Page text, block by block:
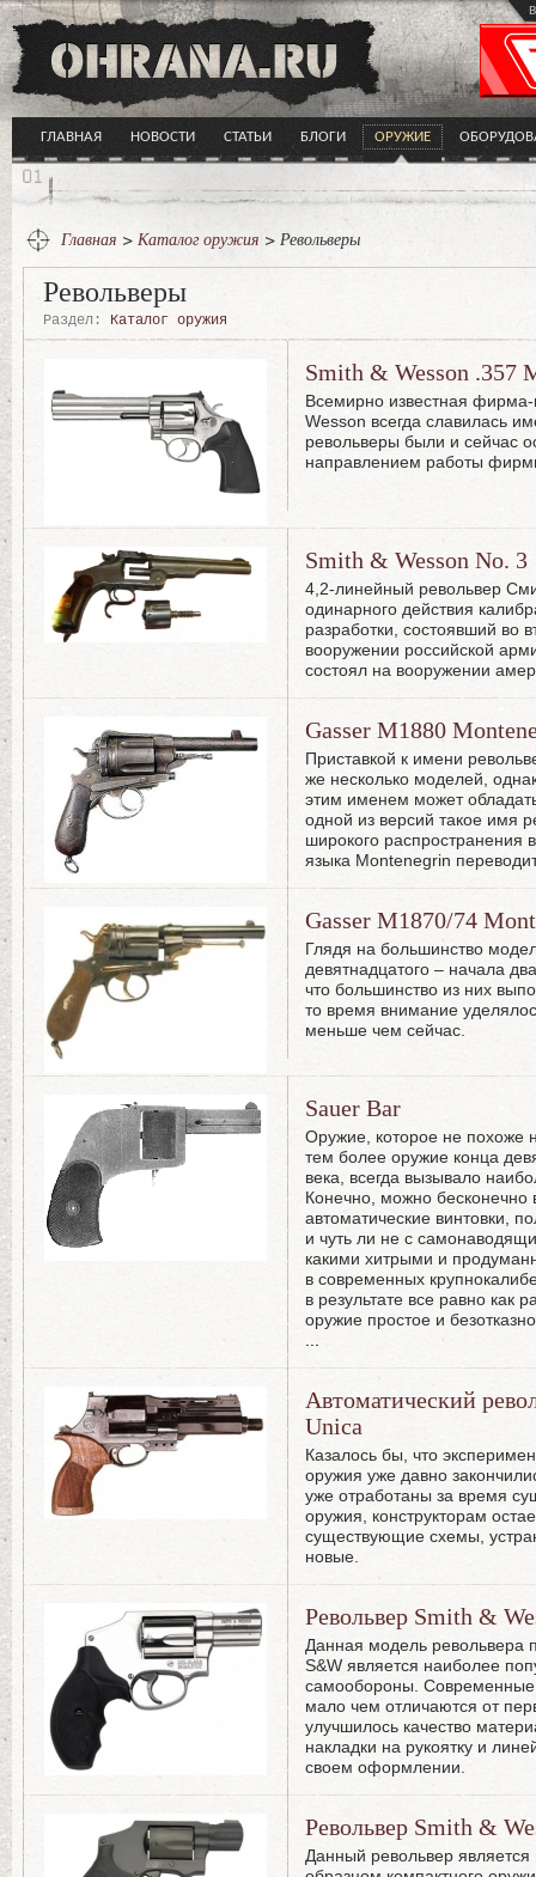
ГЛАВНАЯ НОВОСТИ СТАТЬИ БЛОГИ ОРУЖИЕ
Главная > Каталог оружия > Револьверы
Револьверы
Раздел: Каталог оружия
Smith & Wesson .357
Всемирно известная
Wesson всегда славилась
револьверы были и сейчас
направлением работы
Smith & Wesson No. 3
4,2-линейный револьвер
одинарного действия
разработки, состоявший во
вооружении российской
состоял на вооружении
Gasser M1880
Приставкой к имени
же несколько моделей,
этим именем может
одной из версий такое имя
широкого распространения
языка Montenegrin
Gasser M1870/74
Глядя на большинство
девятнадцатого – начала
что большинство из них
то время внимание
меньше чем сейчас.
Sauer Bar
Оружие, которое не похоже
тем более оружие конца
века, всегда вызывало
Конечно, можно
автоматические винтовки,
и чуть ли не с
какими хитрыми и
в современных
в результате все равно как
оружие простое и
Автоматический
Unica
Казалось бы, что
оружия уже давно
уже отработаны за время
оружия, конструкторам
существующие схемы,
новые.
Револьвер Smith &
Данная модель револьвера
S&W является наиболее
самообороны.
мало чем отличаются от
улучшилось качество
накладки на рукоятку и
своем оформлении.
Револьвер Smith &
Данный револьвер